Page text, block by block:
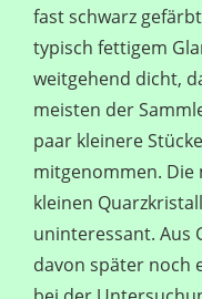
fast schwarz
typisch fettigem
weitgehend dicht,
meisten der
paar kleinere
mitgenommen.
kleinen
uninteressant. Aus
davon später noch